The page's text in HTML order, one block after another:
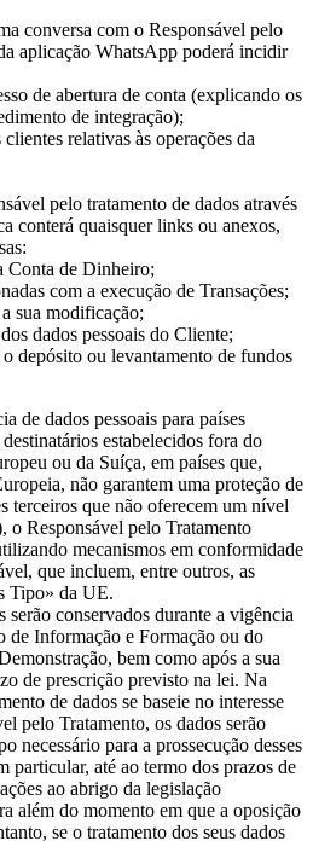
conversa com o Responsável pelo
aplicação WhatsApp poderá incidir
de abertura de conta (explicando os
de integração);
relativas às operações da
pelo tratamento de dados através
conterá quaisquer links ou anexos,
Conta de Dinheiro;
com a execução de Transações;
sua modificação;
dados pessoais do Cliente;
depósito ou levantamento de fundos
de dados pessoais para países
estabelecidos fora do
ou da Suíça, em países que,
não garantem uma proteção de
terceiros que não oferecem um nível
o Responsável pelo Tratamento
mecanismos em conformidade
que incluem, entre outros, as
Tipo» da UE.
serão conservados durante a vigência
de Informação e Formação ou do
bem como após a sua
de prescrição previsto na lei. Na
de dados se baseie no interesse
pelo Tratamento, os dados serão
necessário para a prossecução desses
particular, até ao termo dos prazos de
ao abrigo da legislação
além do momento em que a oposição
se o tratamento dos seus dados